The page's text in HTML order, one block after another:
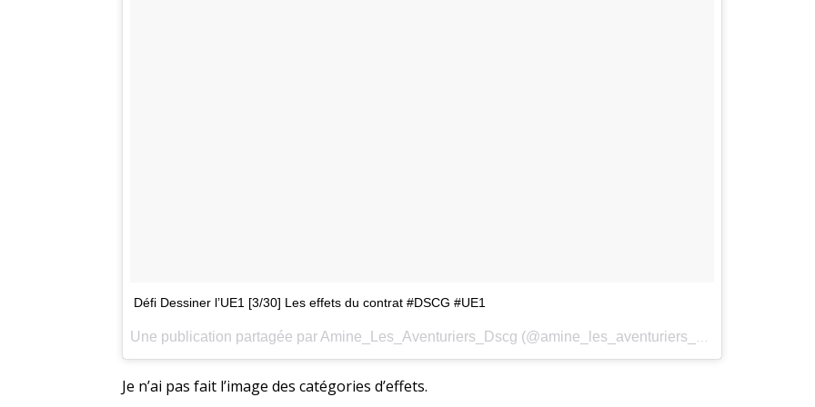
Défi Dessiner l’UE1 [3/30] Les effets du contrat #DSCG #UE1
Je n’ai pas fait l’image des catégories d’effets.